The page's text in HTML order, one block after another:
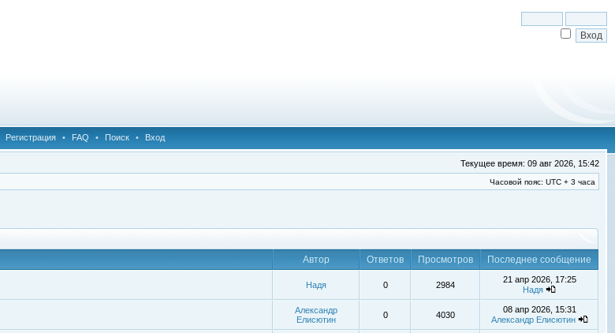
Регистрация • FAQ • Поиск • Вход
Текущее время: 09 авг 2026, 15:42
Часовой пояс: UTC + 3 часа
Автор Ответов Просмотров
Последнее сообщение
Надя 0 2984
21 апр 2026, 17:25
Надя
Александр
Елисютин
0 4030
08 апр 2026, 15:31
Александр Елисютин